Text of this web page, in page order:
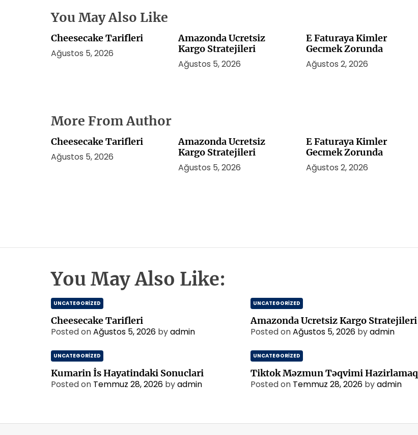
You May Also Like
Cheesecake Tarifleri
Ağustos 5, 2026
Amazonda Ucretsiz
Kargo Stratejileri
Ağustos 5, 2026
E Faturaya Kimler
Gecmek Zorunda
Ağustos 2, 2026
More From Author
Cheesecake Tarifleri
Ağustos 5, 2026
Amazonda Ucretsiz
Kargo Stratejileri
Ağustos 5, 2026
E Faturaya Kimler
Gecmek Zorunda
Ağustos 2, 2026
You May Also Like:
UNCATEGORIZED
Cheesecake Tarifleri
Posted onAğustos 5, 2026 byadmin
UNCATEGORIZED
Amazonda Ucretsiz Kargo Stratejileri
Posted onAğustos 5, 2026 byadmin
UNCATEGORIZED
Kumarin İs Hayatindaki Sonuclari
Posted on Temmuz 28, 2026 byadmin
UNCATEGORIZED
Tiktok Məzmun Təqvimi Hazirlamaq
Posted on Temmuz 28, 2026 byadmin